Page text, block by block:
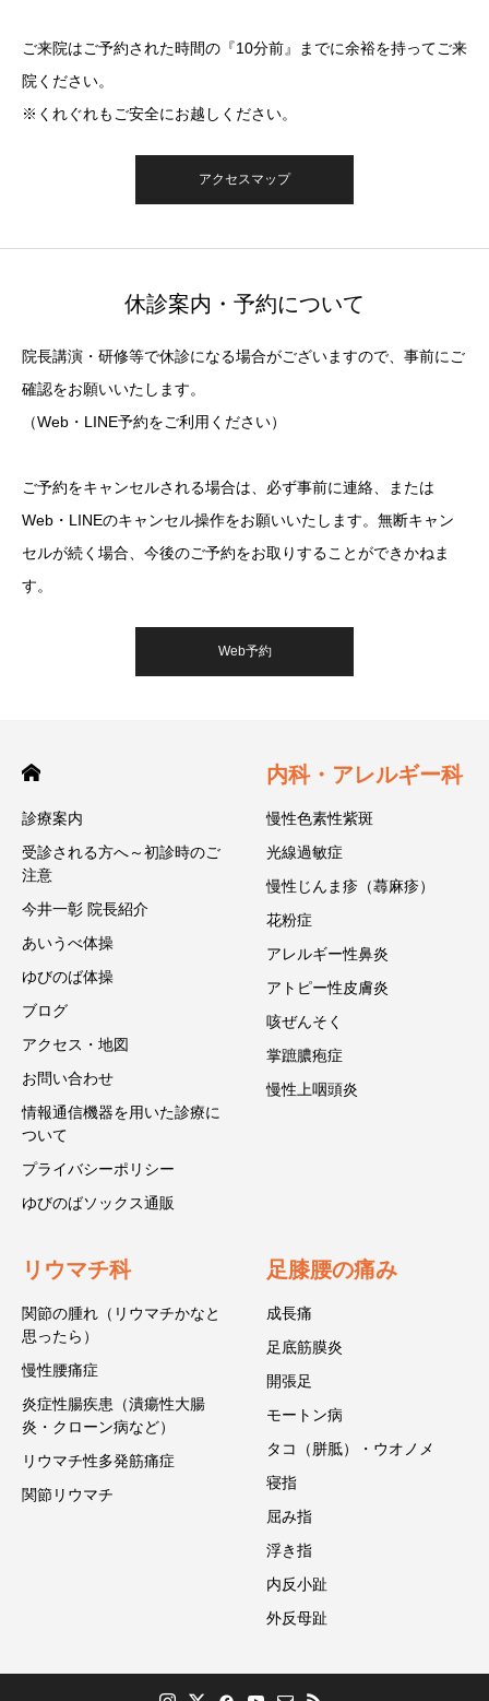
ご来院はご予約された時間の『10分前』までに余裕を持ってご来
院ください。
※くれぐれもご安全にお越しください。
アクセスマップ
休診案内・予約について
院長講演・研修等で休診になる場合がございますので、事前にご
確認をお願いいたします。
（Web・LINE予約をご利用ください）
ご予約をキャンセルされる場合は、必ず事前に連絡、または
Web・LINEのキャンセル操作をお願いいたします。無断キャン
セルが続く場合、今後のご予約をお取りすることができかねま
す。
Web予約
診療案内
受診される方へ～初診時のご
注意
今井一彰 院長紹介
あいうべ体操
ゆびのば体操
ブログ
アクセス・地図
お問い合わせ
情報通信機器を用いた診療に
ついて
プライバシーポリシー
ゆびのばソックス通販
内科・アレルギー科
慢性色素性紫斑
光線過敏症
慢性じんま疹（蕁麻疹）
花粉症
アレルギー性鼻炎
アトピー性皮膚炎
咳ぜんそく
掌蹠膿疱症
慢性上咽頭炎
リウマチ科
関節の腫れ（リウマチかなと
思ったら）
慢性腰痛症
炎症性腸疾患（潰瘍性大腸
炎・クローン病など）
リウマチ性多発筋痛症
関節リウマチ
足膝腰の痛み
成長痛
足底筋膜炎
開張足
モートン病
タコ（胼胝）・ウオノメ
寝指
屈み指
浮き指
内反小趾
外反母趾